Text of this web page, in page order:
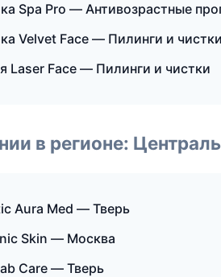
Spa Pro — Антивозрастные
Velvet Face — Пилинги и чистки
Laser Face — Пилинги и чистки
в регионе:
Aura Med — Тверь
Skin — Москва
Care — Тверь